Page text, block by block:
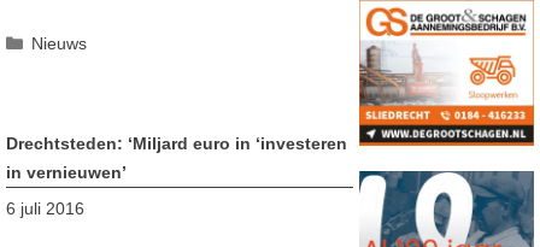
Categorieën
Nieuws
Drechtsteden: ‘Miljard euro in ‘investeren
in vernieuwen’
6 juli 2016